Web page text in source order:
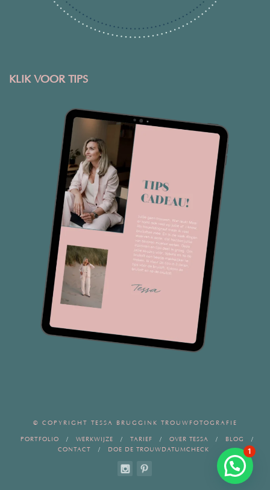
KLIK VOOR TIPS
© COPYRIGHT TESSA BRUGGINK TROUWFOTOGRAFIE
PORTFOLIO WERKWIJZE TARIEF OVER TESSA
BLOG
CONTACT
DOE DE TROUWDATUMCHECK 1